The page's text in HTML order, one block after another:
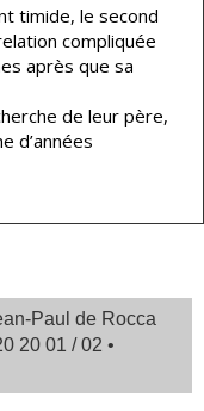
timide, le second
compliquée
après que sa
de leur père,
d’années
Paul de Rocca
20 01 / 02 •